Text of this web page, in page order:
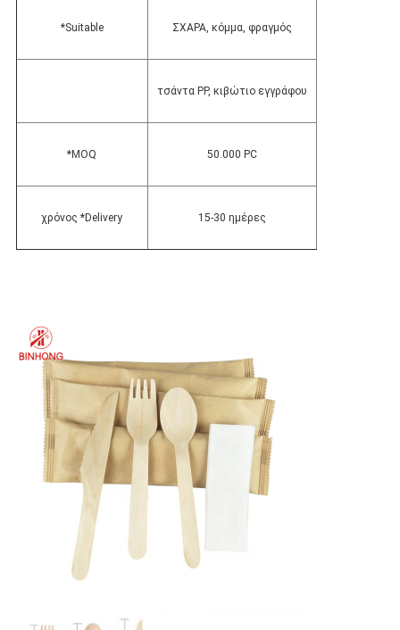
*Suitable ΣΧΑΡΑ, κόμμα, φραγμός
τσάντα PP, κιβώτιο εγγράφου
*MOQ 50.000 PC
χρόνος *Delivery 15-30 ημέρες